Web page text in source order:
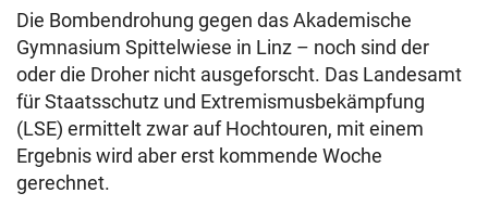
Die Bombendrohung gegen das Akademische
Gymnasium Spittelwiese in Linz – noch sind der
oder die Droher nicht ausgeforscht. Das Landesamt
für Staatsschutz und Extremismusbekämpfung
(LSE) ermittelt zwar auf Hochtouren, mit einem
Ergebnis wird aber erst kommende Woche
gerechnet.